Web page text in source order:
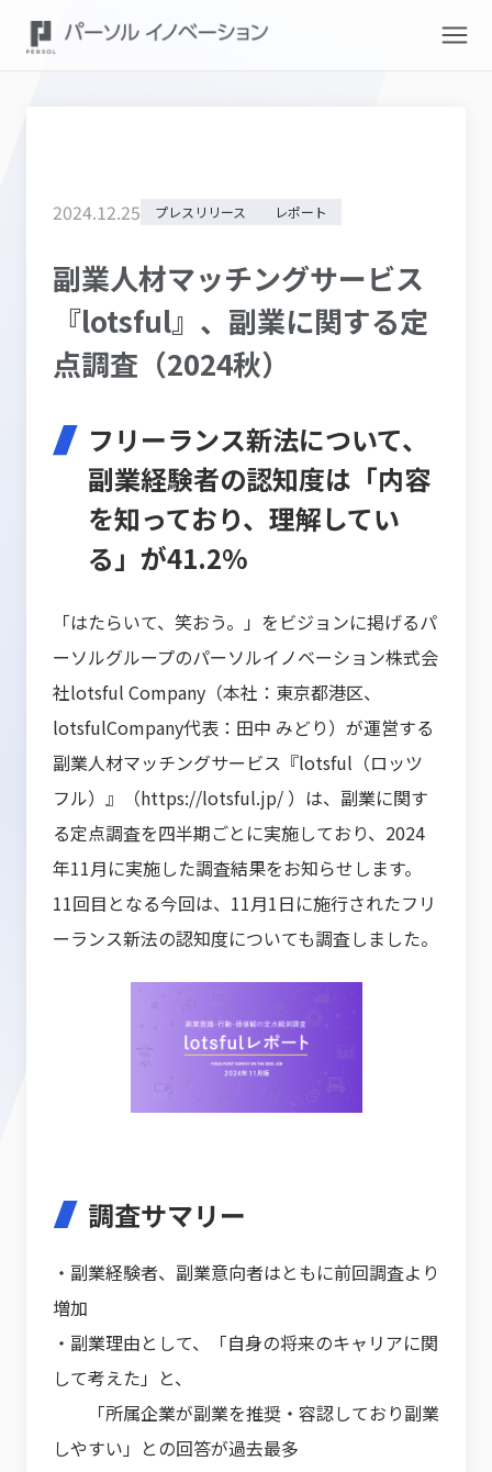
2024.12.25 プレスリリース レポート
副業人材マッチングサービス
『lotsful』、副業に関する定
点調査（2024秋）
フリーランス新法について、
副業経験者の認知度は「内容
を知っており、理解してい
る」が41.2%
「はたらいて、笑おう。」をビジョンに掲げるパ
ーソルグループのパーソルイノベーション株式会
社lotsful Company（本社：東京都港区、
lotsfulCompany代表：田中 みどり）が運営する
副業人材マッチングサービス『lotsful（ロッツ
フル）』（https://lotsful.jp/ ）は、副業に関す
る定点調査を四半期ごとに実施しており、2024
年11月に実施した調査結果をお知らせします。
11回目となる今回は、11月1日に施行されたフリ
ーランス新法の認知度についても調査しました。
調査サマリー
・副業経験者、副業意向者はともに前回調査より
増加
・副業理由として、「自身の将来のキャリアに関
して考えた」と、
「所属企業が副業を推奨・容認しており副業
しやすい」との回答が過去最多